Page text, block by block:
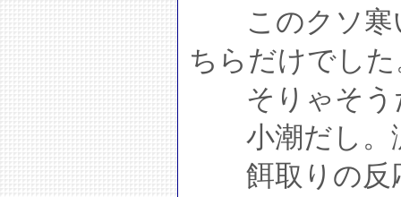
このクソ寒
ちらだけでし
そりゃそう
小潮だし。
餌取りの反